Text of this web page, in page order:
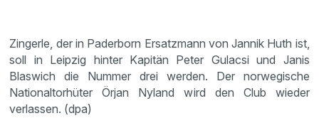
Zingerle, der in Paderborn Ersatzmann von Jannik Huth ist,
soll in Leipzig hinter Kapitän Peter Gulacsi und Janis
Blaswich die Nummer drei werden. Der norwegische
Nationaltorhüter Örjan Nyland wird den Club wieder
verlassen. (dpa)